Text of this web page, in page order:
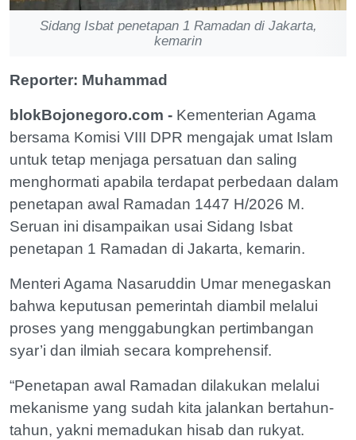
Sidang Isbat penetapan 1 Ramadan di Jakarta,
kemarin
Reporter: Muhammad
blokBojonegoro.com - Kementerian Agama
bersama Komisi VIII DPR mengajak umat Islam
untuk tetap menjaga persatuan dan saling
menghormati apabila terdapat perbedaan dalam
penetapan awal Ramadan 1447 H/2026 M.
Seruan ini disampaikan usai Sidang Isbat
penetapan 1 Ramadan di Jakarta, kemarin.
Menteri Agama Nasaruddin Umar menegaskan
bahwa keputusan pemerintah diambil melalui
proses yang menggabungkan pertimbangan
syar’i dan ilmiah secara komprehensif.
“Penetapan awal Ramadan dilakukan melalui
mekanisme yang sudah kita jalankan bertahun-
tahun, yakni memadukan hisab dan rukyat.